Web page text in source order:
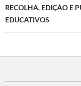
RECOLHA, EDIÇÃO E
EDUCATIVOS